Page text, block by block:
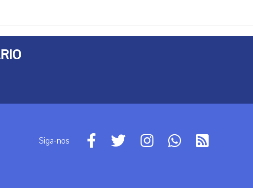
Siga-nos